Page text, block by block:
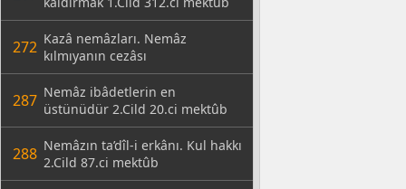
272 Kazâ nemâzları. Nemâz
kılmıyanın cezâsı
287 Nemâz ibâdetlerin en
üstünüdür 2.Cild 20.ci mektûb
288 Nemâzın ta’dîl-i erkânı. Kul hakkı
2.Cild 87.ci mektûb